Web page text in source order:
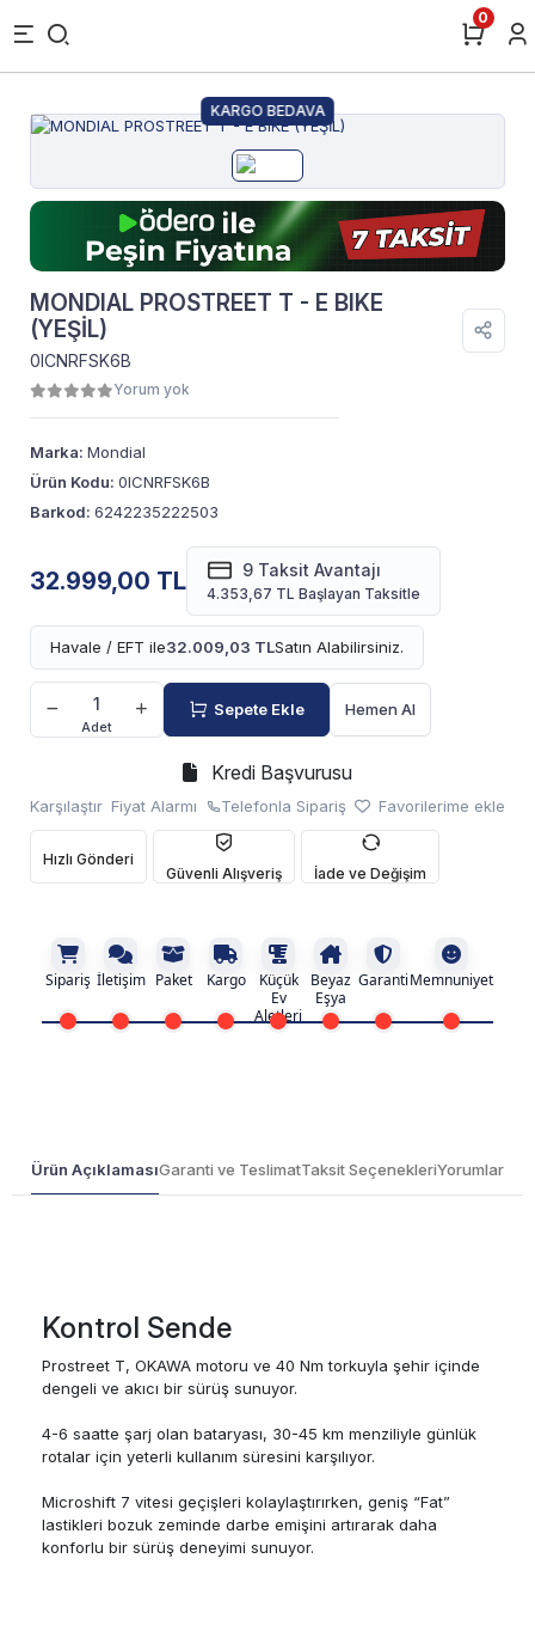
0
KARGO BEDAVA
MONDIAL PROSTREET T - E BIKE
(YEŞİL)
0ICNRFSK6B
Yorum yok
Marka: Mondial
Ürün Kodu: 0ICNRFSK6B
Barkod: 6242235222503
32.999,00 TL 9 Taksit Avantajı
4.353,67 TL Başlayan Taksitle
Havale / EFT ile32.009,03 TLSatın Alabilirsiniz.
Adet
Sepete Ekle Hemen Al
Kredi Başvurusu
Karşılaştır Fiyat Alarmı Telefonla Sipariş Favorilerime ekle
Hızlı Gönderi
Güvenli Alışveriş
İade ve Değişim
Sipariş İletişim Paket Kargo
Küçük
Ev
Aletleri
Beyaz
Eşya
GarantiMemnuniyet
Ürün AçıklamasıGaranti ve TeslimatTaksit SeçenekleriYorumlar
Kontrol Sende
Prostreet T, OKAWA motoru ve 40 Nm torkuyla şehir içinde
dengeli ve akıcı bir sürüş sunuyor.
4-6 saatte şarj olan bataryası, 30-45 km menziliyle günlük
rotalar için yeterli kullanım süresini karşılıyor.
Microshift 7 vitesi geçişleri kolaylaştırırken, geniş “Fat”
lastikleri bozuk zeminde darbe emişini artırarak daha
konforlu bir sürüş deneyimi sunuyor.